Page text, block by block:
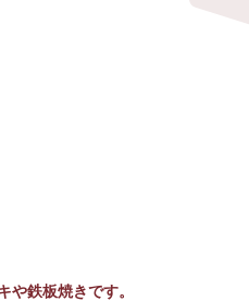
鉄板焼きです。